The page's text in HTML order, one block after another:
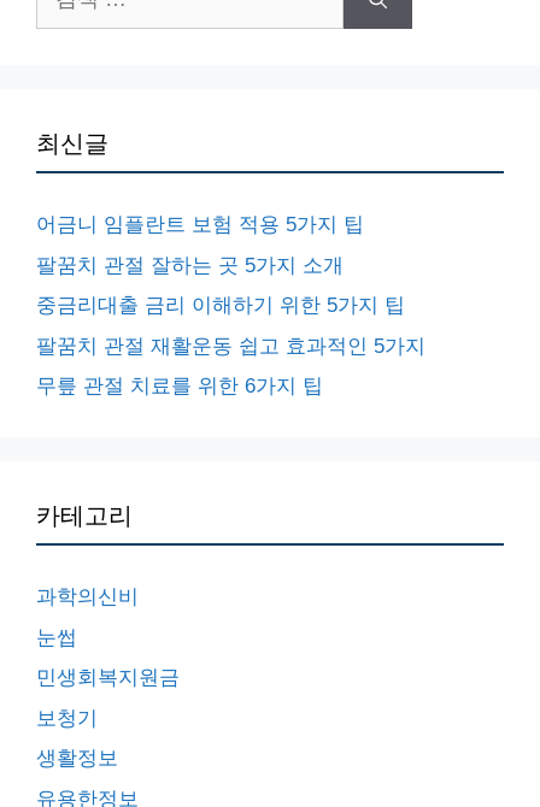
색:
최신글
어금니 임플란트 보험 적용 5가지 팁
팔꿈치 관절 잘하는 곳 5가지 소개
중금리대출 금리 이해하기 위한 5가지 팁
팔꿈치 관절 재활운동 쉽고 효과적인 5가지
무릎 관절 치료를 위한 6가지 팁
카테고리
과학의신비
눈썹
민생회복지원금
보청기
생활정보
유용한정보